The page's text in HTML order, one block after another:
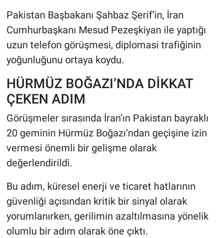
Pakistan Başbakanı Şahbaz Şerif’in, İran
Cumhurbaşkanı Mesud Pezeşkiyan ile yaptığı
uzun telefon görüşmesi, diplomasi trafiğinin
yoğunluğunu ortaya koydu.
HÜRMÜZ BOĞAZI’NDA DİKKAT
ÇEKEN ADIM
Görüşmeler sırasında İran’ın Pakistan bayraklı
20 geminin Hürmüz Boğazı’ndan geçişine izin
vermesi önemli bir gelişme olarak
değerlendirildi.
Bu adım, küresel enerji ve ticaret hatlarının
güvenliği açısından kritik bir sinyal olarak
yorumlanırken, gerilimin azaltılmasına yönelik
olumlu bir adım olarak öne çıktı.